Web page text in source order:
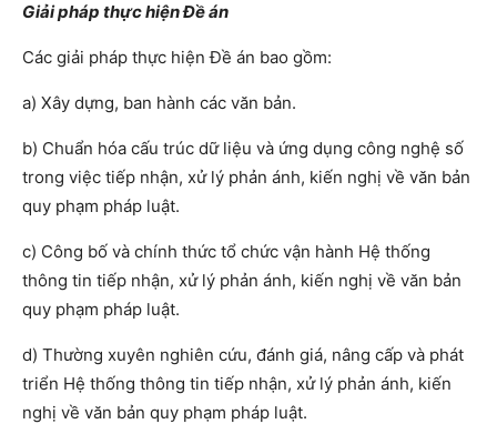
Giải pháp thực hiện Đề án
Các giải pháp thực hiện Đề án bao gồm:
a) Xây dựng, ban hành các văn bản.
b) Chuẩn hóa cấu trúc dữ liệu và ứng dụng công nghệ số
trong việc tiếp nhận, xử lý phản ánh, kiến nghị về văn bản
quy phạm pháp luật.
c) Công bố và chính thức tổ chức vận hành Hệ thống
thông tin tiếp nhận, xử lý phản ánh, kiến nghị về văn bản
quy phạm pháp luật.
d) Thường xuyên nghiên cứu, đánh giá, nâng cấp và phát
triển Hệ thống thông tin tiếp nhận, xử lý phản ánh, kiến
nghị về văn bản quy phạm pháp luật.